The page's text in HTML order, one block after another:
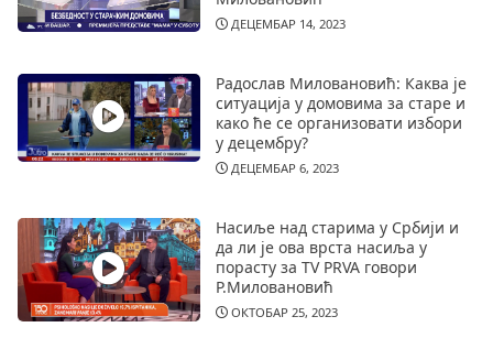
ДЕЦЕМБАР 14, 2023
Радослав Миловановић: Каква је
ситуација у домовима за старе и
како ће се организовати избори
у децембру?
ДЕЦЕМБАР 6, 2023
Насиље над старима у Србији и
да ли је ова врста насиља у
порасту за TV PRVA говори
Р.Миловановић
ОКТОБАР 25, 2023